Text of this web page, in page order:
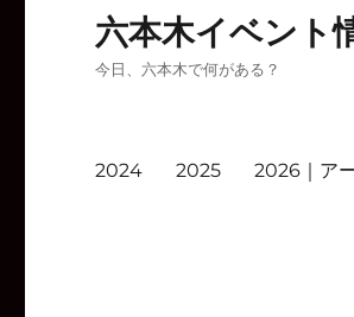
六本木イベント
今日、六本木で何がある？
2024 2025 2026｜ア